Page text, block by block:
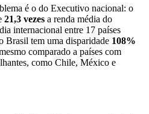
é o do Executivo nacional: o
21,3 vezes a renda média do
internacional entre 17 países
Brasil tem uma disparidade 108%
comparado a países com
como Chile, México e